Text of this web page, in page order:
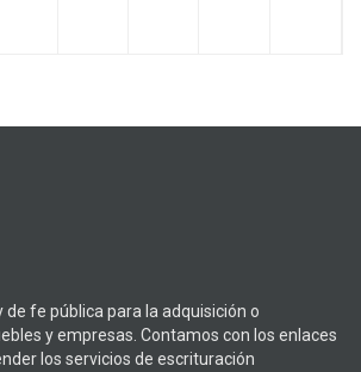
de fe pública para la adquisición o
y empresas. Contamos con los enlaces
los servicios de escrituración